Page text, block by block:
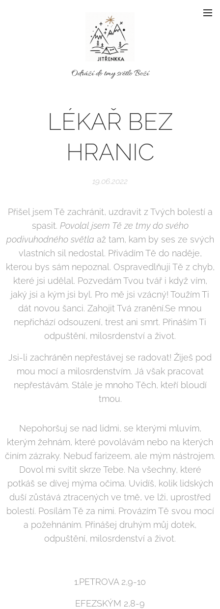
Odráží do tmy světlo Boží
LÉKAŘ BEZ
HRANIC
19.06.2022
Přišel jsem Tě zachránit, uzdravit z Tvých bolestí a
spasit. Povolal jsem Tě ze tmy do svého
podivuhodného světla až tam, kam by ses ze svých
vlastních sil nedostal. Přivádím Tě do naděje,
kterou bys sám nepoznal. Ospravedlňuji Tě z chyb,
které jsi udělal. Pozvedám Tvou tvář i když vím,
jaký jsi a kým jsi byl. Pro mě jsi vzácný! Toužím Ti
dát novou šanci. Zahojit Tvá zranění.Se mnou
nepřichází odsouzení, trest ani smrt. Přináším Ti
odpuštění, milosrdenství a život.
Jsi-li zachráněn nepřestávej se radovat! Žiješ pod
mou mocí a milosrdenstvím. Já však pracovat
nepřestávám. Stále je mnoho Těch, kteří bloudí
tmou.
Nepohoršuj se nad lidmi, se kterými mluvím,
kterým žehnám, které povolávám nebo na kterých
činím zázraky. Nebuď farizeem, ale mým nástrojem.
Dovol mi svítit skrze Tebe. Na všechny, které
potkáš se dívej mýma očima. Uvidíš, kolik lidských
duší zůstává ztracených ve tmě, ve lži, uprostřed
bolestí. Posílám Tě za nimi. Provázím Tě svou mocí
a požehnáním. Přinášej druhým můj dotek,
odpuštění, milosrdenství a život.
1.PETROVA 2,9-10
EFEZSKÝM 2,8-9